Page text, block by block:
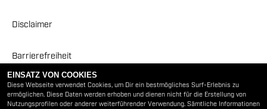
Disclaimer
Barrierefreiheit
ÖFFNUNGSZEITEN
EINSATZ VON COOKIES
Diese Webseite verwendet Cookies, um Dir ein bestmögliches Surf-Erlebnis zu
ermöglichen. Diese Daten werden erhoben und dienen nicht für die Erstellung von
Nutzungsprofilen oder anderer weiterführender Verwendung. Sämtliche Informationen